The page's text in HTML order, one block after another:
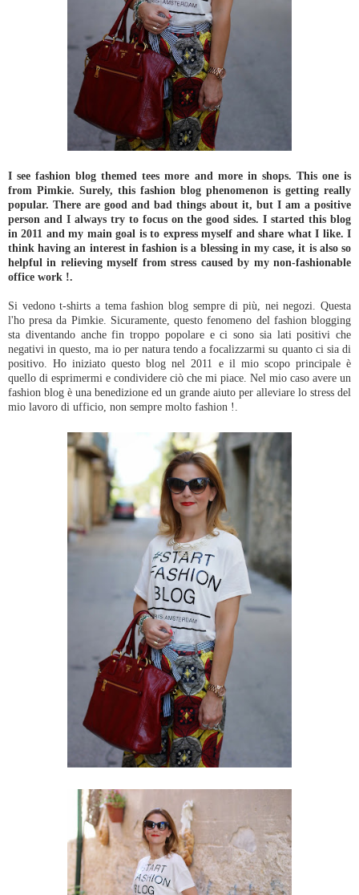
I see fashion blog themed tees more and more in shops. This one is
from Pimkie. Surely, this fashion blog phenomenon is getting really
popular. There are good and bad things about it, but I am a positive
person and I always try to focus on the good sides. I started this blog
in 2011 and my main goal is to express myself and share what I like. I
think having an interest in fashion is a blessing in my case, it is also so
helpful in relieving myself from stress caused by my non-fashionable
office work !.
Si vedono t-shirts a tema fashion blog sempre di più, nei negozi. Questa
l'ho presa da Pimkie. Sicuramente, questo fenomeno del fashion blogging
sta diventando anche fin troppo popolare e ci sono sia lati positivi che
negativi in questo, ma io per natura tendo a focalizzarmi su quanto ci sia di
positivo. Ho iniziato questo blog nel 2011 e il mio scopo principale è
quello di esprimermi e condividere ciò che mi piace. Nel mio caso avere un
fashion blog è una benedizione ed un grande aiuto per alleviare lo stress del
mio lavoro di ufficio, non sempre molto fashion !.